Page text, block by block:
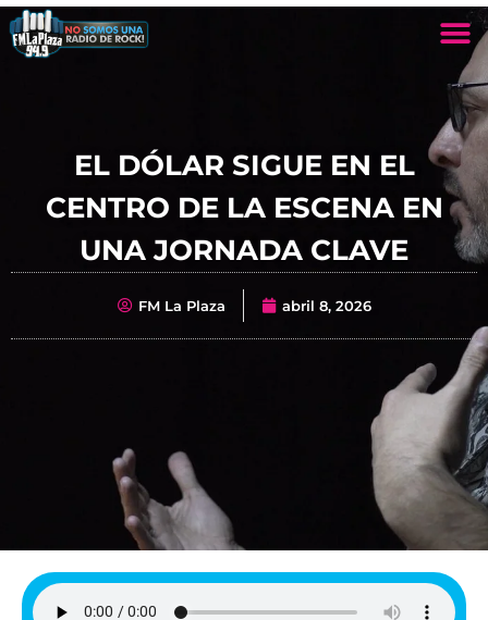
EL DÓLAR SIGUE EN EL
CENTRO DE LA ESCENA EN
UNA JORNADA CLAVE
FM La Plaza abril 8, 2026